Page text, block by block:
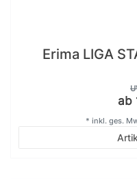
Erima LIGA
ab
* inkl. ges.